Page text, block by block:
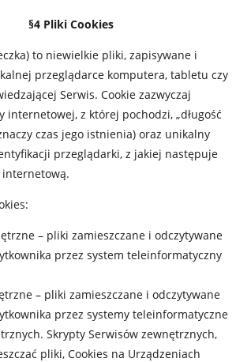
§4 Pliki Cookies
to niewielkie pliki, zapisywane i
przeglądarce komputera, tabletu czy
Serwis. Cookie zazwyczaj
internetowej, z której pochodzi, „długość
czas jego istnienia) oraz unikalny
przeglądarki, z jakiej następuje
internetową.
– pliki zamieszczane i odczytywane
przez system teleinformatyczny
– pliki zamieszczane i odczytywane
przez systemy teleinformatyczne
Skrypty Serwisów zewnętrznych,
pliki, Cookies na Urządzeniach